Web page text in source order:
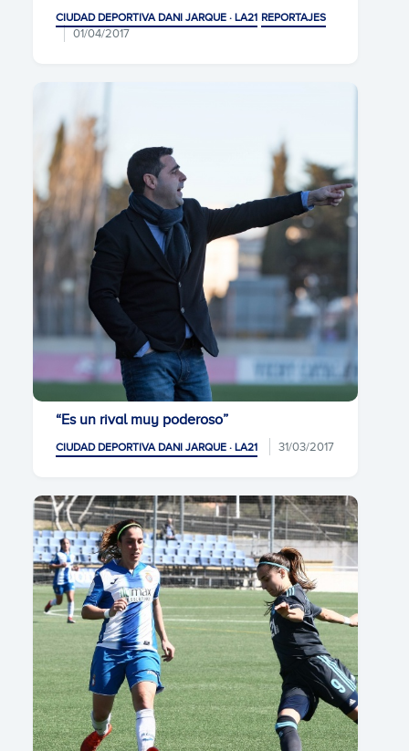
CIUDAD DEPORTIVA DANI JARQUE · LA21 REPORTAJES
01/04/2017
“Es un rival muy poderoso”
CIUDAD DEPORTIVA DANI JARQUE · LA21 31/03/2017